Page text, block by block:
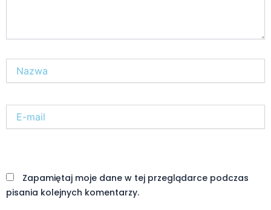
Nazwa*
mail*
Zapamiętaj moje dane w tej przeglądarce podczas
pisania kolejnych komentarzy.